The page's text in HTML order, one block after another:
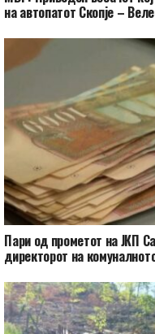
на автопатот Скопје –
Пари од прометот на ЈКП
директорот на